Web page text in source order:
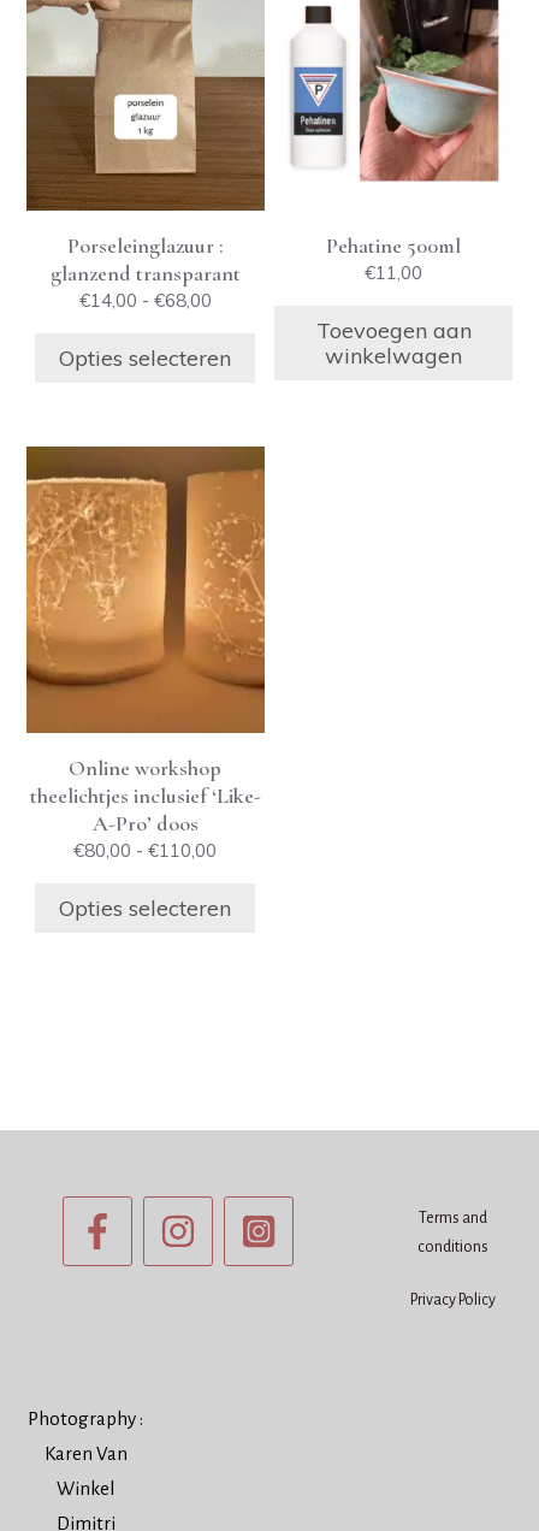
Porseleinglazuur :
glanzend transparant
€14,00 - €68,00Prijsklasse:
tot
Opties selecteren
product
heeft
meerdere
variaties.
Deze
optie
kan
worden
op
productpagina
Pehatine 500ml
€11,00
Toevoegen aan
winkelwagen
Online workshop
theelichtjes inclusief ‘Like-
A-Pro’ doos
€80,00 - €110,00
tot
Opties selecteren
product
heeft
meerdere
variaties.
Deze
optie
kan
worden
op
de
productpagina
Terms and
conditions
Privacy Policy
Photography :
Karen Van
Winkel
Dimitri